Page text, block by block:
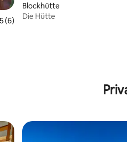
Bewertung: 5 von 5,
5 (6)
Blockhütte
Die Hütte